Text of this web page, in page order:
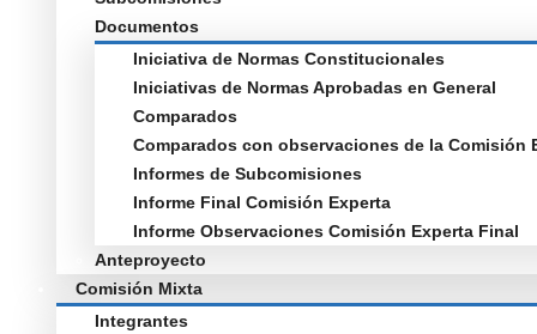
Documentos
Iniciativa de Normas Constitucionales
Iniciativas de Normas Aprobadas en General
Comparados
Comparados con observaciones de la Comisión
Informes de Subcomisiones
Informe Final Comisión Experta
Informe Observaciones Comisión Experta Final
Anteproyecto
Comisión Mixta
Integrantes